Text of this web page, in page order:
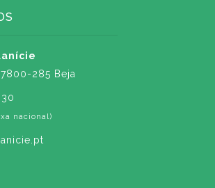
285 Beja
nacional)